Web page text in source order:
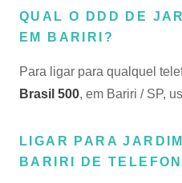
QUAL O DDD DE
EM BARIRI?
Para ligar para qualquel
Brasil 500, em Bariri / SP,
LIGAR PARA
BARIRI DE